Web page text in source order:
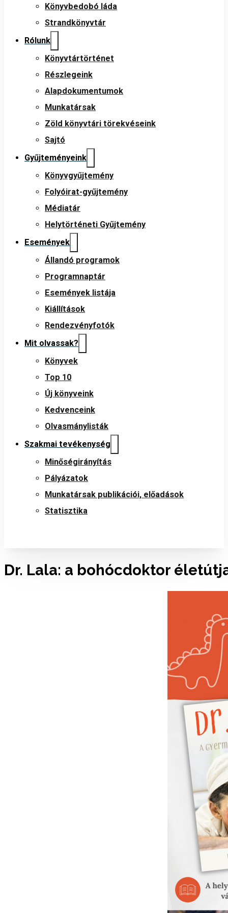
Könyvbedobó láda
Strandkönyvtár
Rólunk
Könyvtártörténet
Részlegeink
Alapdokumentumok
Munkatársak
Zöld könyvtári törekvéseink
Sajtó
Gyűjteményeink
Könyvgyűjtemény
Folyóirat-gyűjtemény
Médiatár
Helytörténeti Gyűjtemény
Események
Állandó programok
Programnaptár
Események listája
Kiállítások
Rendezvényfotók
Mit olvassak?
Könyvek
Top 10
Új könyveink
Kedvenceink
Olvasmánylisták
Szakmai tevékenység
Minőségirányítás
Pályázatok
Munkatársak publikációi, előadások
Statisztika
Dr. Lala: a bohócdoktor